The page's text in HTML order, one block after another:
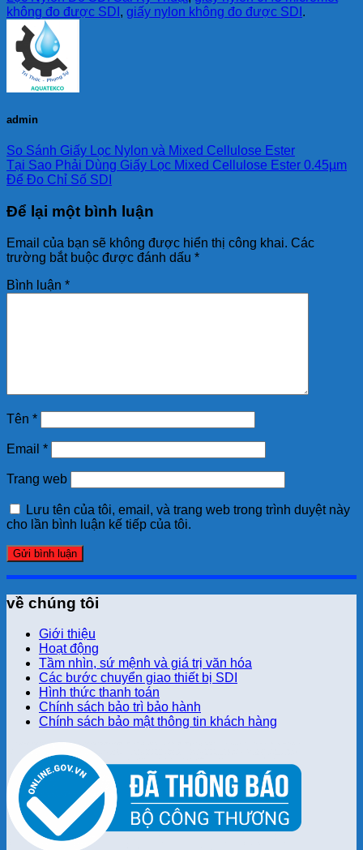
không đo được SDI , giấy nylon không đo được SDI .
admin
So Sánh Giấy Lọc Nylon và Mixed Cellulose Ester
Tại Sao Phải Dùng Giấy Lọc Mixed Cellulose Ester 0.45µm
Để Đo Chỉ Số SDI
Để lại một bình luận
Email của bạn sẽ không được hiển thị công khai. Các
trường bắt buộc được đánh dấu *
Bình luận *
Tên *
Email *
Trang web
Lưu tên của tôi, email, và trang web trong trình duyệt này
cho lần bình luận kế tiếp của tôi.
về chúng tôi
Giới thiệu
Hoạt động
Tầm nhìn, sứ mệnh và giá trị văn hóa
Các bước chuyển giao thiết bị SDI
Hình thức thanh toán
Chính sách bảo trì bảo hành
Chính sách bảo mật thông tin khách hàng